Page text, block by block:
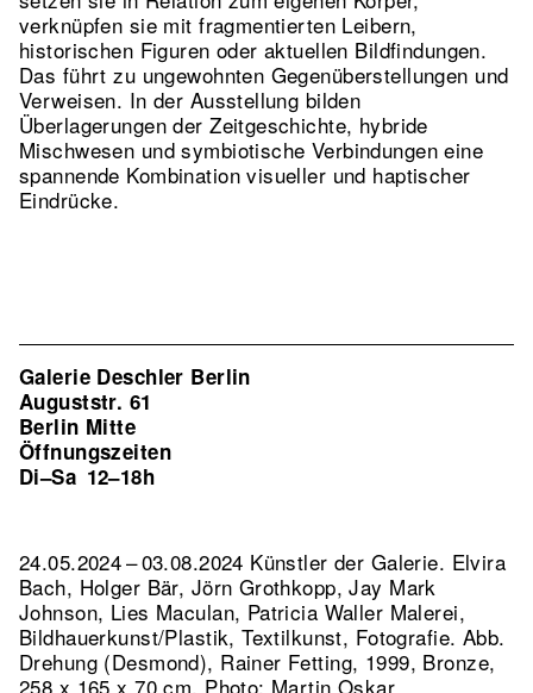
verknüpfen sie mit fragmentierten Leibern,
historischen Figuren oder aktuellen Bildfindungen.
Das führt zu ungewohnten Gegenüberstellungen und
Verweisen. In der Ausstellung bilden
Überlagerungen der Zeitgeschichte, hybride
Mischwesen und symbiotische Verbindungen eine
spannende Kombination visueller und haptischer
Eindrücke.
Galerie Deschler Berlin
Auguststr. 61
Berlin Mitte
Öffnungszeiten
Di–Sa 12–18h
24.05.2024 – 03.08.2024 Künstler der Galerie. Elvira
Bach, Holger Bär, Jörn Grothkopp, Jay Mark
Johnson, Lies Maculan, Patricia Waller Malerei,
Bildhauerkunst/Plastik, Textilkunst, Fotografie. Abb.
Drehung (Desmond), Rainer Fetting, 1999, Bronze,
258 x 165 x 70 cm, Photo: Martin Oskar